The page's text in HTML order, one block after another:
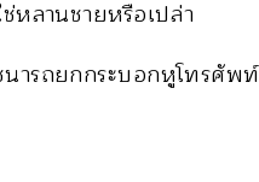
หลานชายหรือเปล่า
ารถยกกระบอกหูโทรศัพ